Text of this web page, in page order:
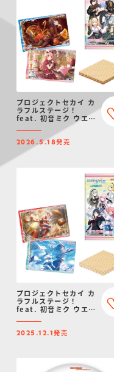
プロジェクトセカイ カ
ラフルステージ！
feat. 初音ミク ウエハ
2026.5.18発売
プロジェクトセカイ カ
ラフルステージ！
feat. 初音ミク ウエハ
2025.12.1発売